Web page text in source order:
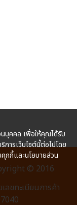
© 2016
ขทะเบียนการค้า
บุคคล เพื่อให้คุณได้รับ
การเว็บไซต์นี้ต่อไปโดย
กกี้และนโยบายส่วน